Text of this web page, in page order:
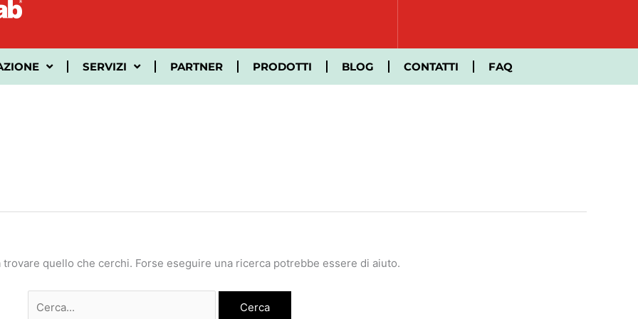
SERVIZI PARTNER PRODOTTI BLOG CONTATTI FAQ
trovare quello che cerchi. Forse eseguire una ricerca potrebbe essere di aiuto.